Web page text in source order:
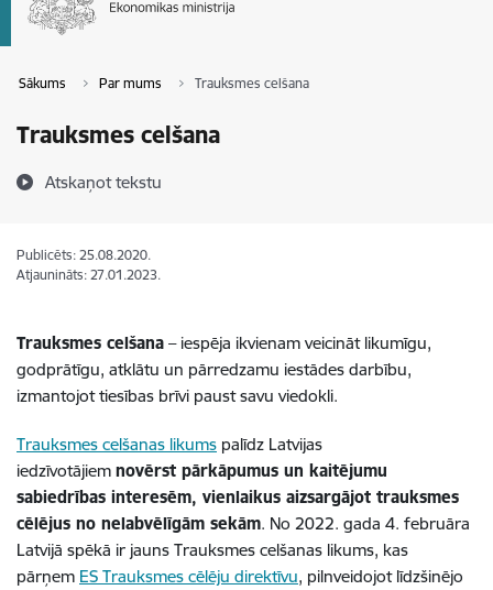
Sākums Par mums Trauksmes celšana
Trauksmes celšana
Atskaņot tekstu
Publicēts: 25.08.2020.
Atjaunināts: 27.01.2023.
Trauksmes celšana – iespēja ikvienam veicināt likumīgu,
godprātīgu, atklātu un pārredzamu iestādes darbību,
izmantojot tiesības brīvi paust savu viedokli.
Trauksmes celšanas likums palīdz Latvijas
iedzīvotājiem novērst pārkāpumus un kaitējumu
sabiedrības interesēm, vienlaikus aizsargājot trauksmes
cēlējus no nelabvēlīgām sekām. No 2022. gada 4. februāra
Latvijā spēkā ir jauns Trauksmes celšanas likums, kas
pārņem ES Trauksmes cēlēju direktīvu, pilnveidojot līdzšinējo